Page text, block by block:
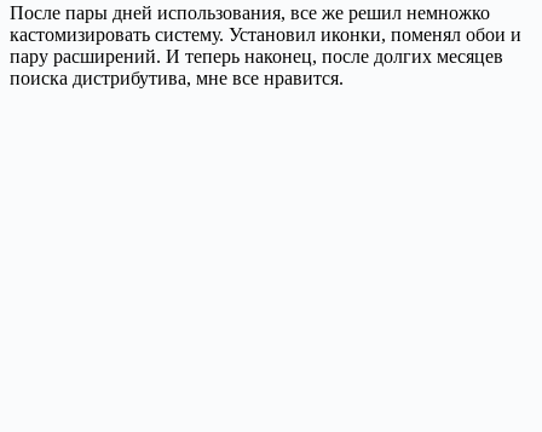
После пары дней использования, все же решил немножко
кастомизировать систему. Установил иконки, поменял обои и
пару расширений. И теперь наконец, после долгих месяцев
поиска дистрибутива, мне все нравится.